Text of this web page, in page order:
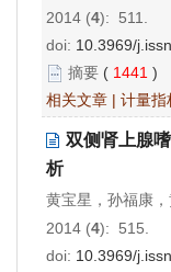
2014 (4): 511.
doi: 10.3969/
摘要 ( 1441 )
相关文章 | 计量指
双侧肾上腺
析
黄宝星，孙福康
2014 (4): 515.
doi: 10.3969/